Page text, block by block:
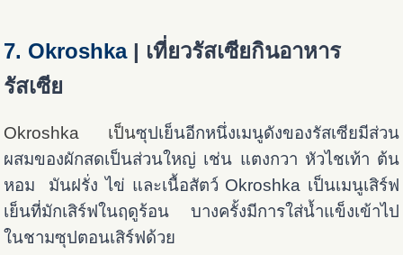
7. Okroshka | เที่ยวรัสเซียกินอาหาร
รัสเซีย
Okroshka เป็นซุปเย็นอีกหนึ่งเมนูดังของรัสเซียมีส่วน
ผสมของผักสดเป็นส่วนใหญ่ เช่น แตงกวา หัวไชเท้า ต้น
หอม มันฝรั่ง ไข่ และเนื้อสัตว์ Okroshka เป็นเมนูเสิร์ฟ
เย็นที่มักเสิร์ฟในฤดูร้อน บางครั้งมีการใส่น้ำแข็งเข้าไป
ในชามซุปตอนเสิร์ฟด้วย